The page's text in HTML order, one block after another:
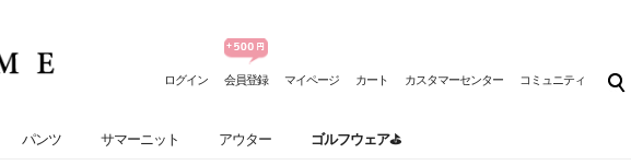
ログイン 会員登録 マイページ カート カスタマーセンター コミュニティ
パンツ サマーニット アウター ゴルフウェア⛳